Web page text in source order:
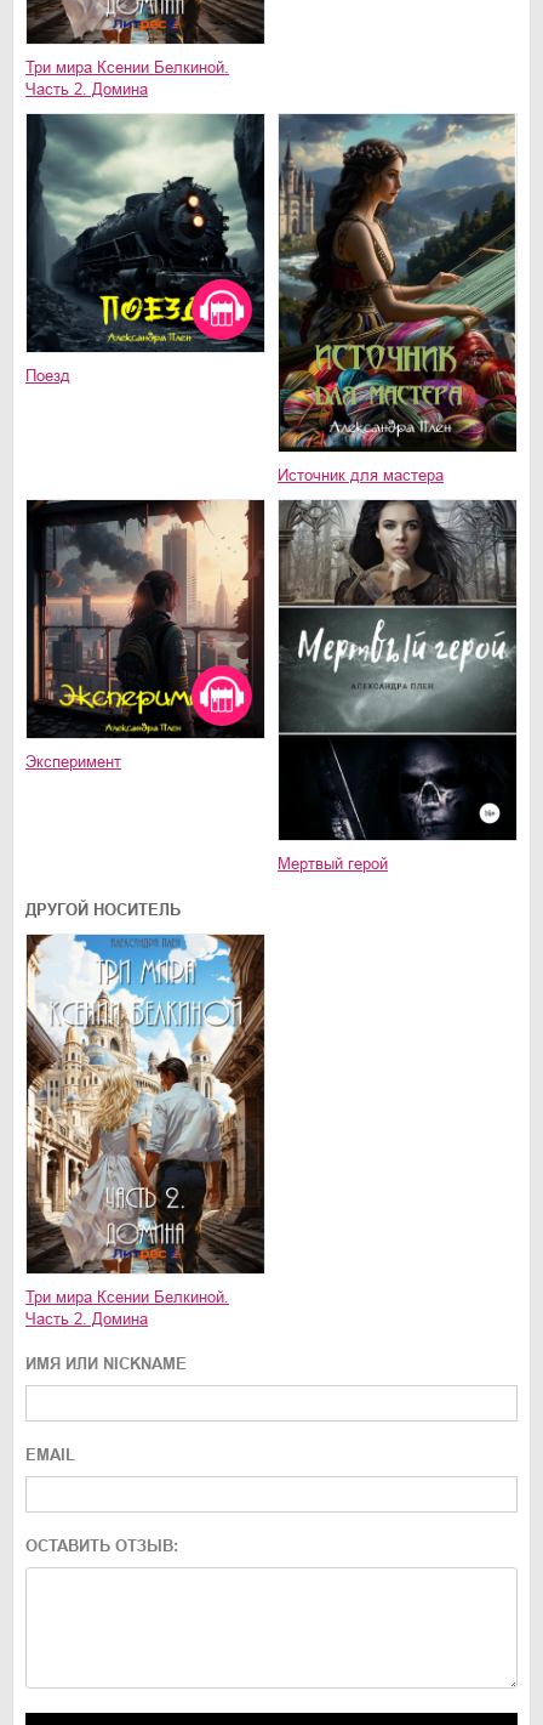
Три мира Ксении Белкиной.
Часть 2. Домина
Поезд
Источник для мастера
Эксперимент
Мертвый герой
ДРУГОЙ НОСИТЕЛЬ
Три мира Ксении Белкиной.
Часть 2. Домина
ИМЯ ИЛИ NICKNAME
EMAIL
ОСТАВИТЬ ОТЗЫВ: